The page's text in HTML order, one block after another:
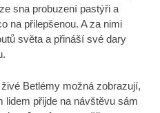
sna probuzení pastýři a
na přilepšenou. A za nimi
světa a přináší své dary
Betlémy možná zobrazují,
lidem přijde na návštěvu sám